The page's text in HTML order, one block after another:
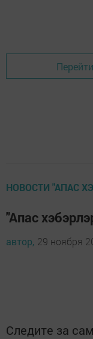
НОВОСТИ "АПАС
"Апас
автор, 29 ноября
Следите за